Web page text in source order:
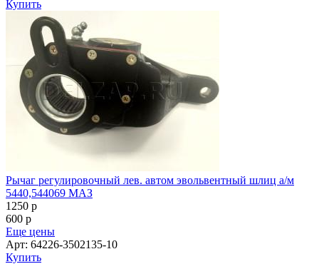
Купить
Рычаг регулировочный лев. автом эвольвентный шлиц а/м
5440,544069 МАЗ
1250 p
600 p
Еще цены
Арт: 64226-3502135-10
Купить